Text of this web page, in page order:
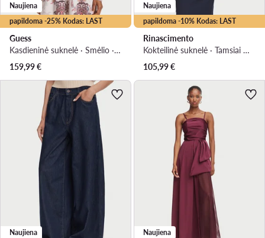
papildoma -25% Kodas: LAST
Naujiena
Guess
Kasdieninė suknelė · Smėlio · Mini
159,99€
papildoma -10% Kodas: LAST
Naujiena
Rinascimento
Kokteilinė suknelė · Tamsiai mėlyna · Mini
105,99€
Naujiena Naujiena